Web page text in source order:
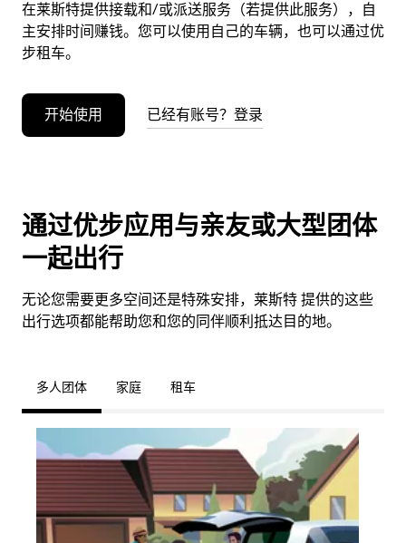
在莱斯特提供接载和/或派送服务（若提供此服务），自
主安排时间赚钱。您可以使用自己的车辆，也可以通过优
步租车。
开始使用 已经有账号？登录
通过优步应用与亲友或大型团体
一起出行
无论您需要更多空间还是特殊安排，莱斯特 提供的这些
出行选项都能帮助您和您的同伴顺利抵达目的地。
多人团体 家庭 租车